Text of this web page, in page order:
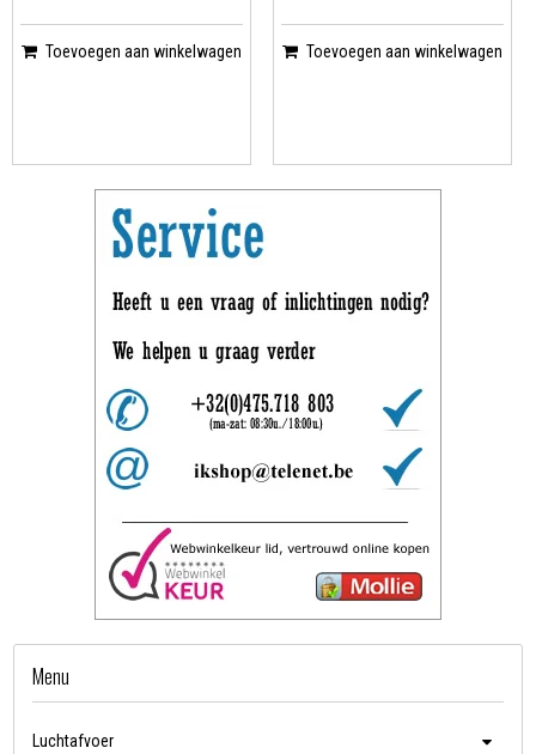
Toevoegen aan winkelwagen Toevoegen aan winkelwagen
Menu
Luchtafvoer